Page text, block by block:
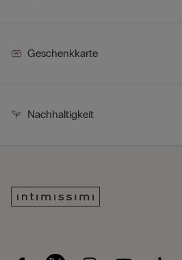
Geschenkkarte
Nachhaltigkeit